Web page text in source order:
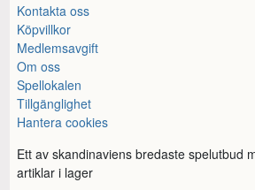
Kontakta oss
Köpvillkor
Medlemsavgift
Om oss
Spellokalen
Tillgänglighet
Hantera cookies
Ett av skandinaviens bredaste spelutbud
artiklar i lager